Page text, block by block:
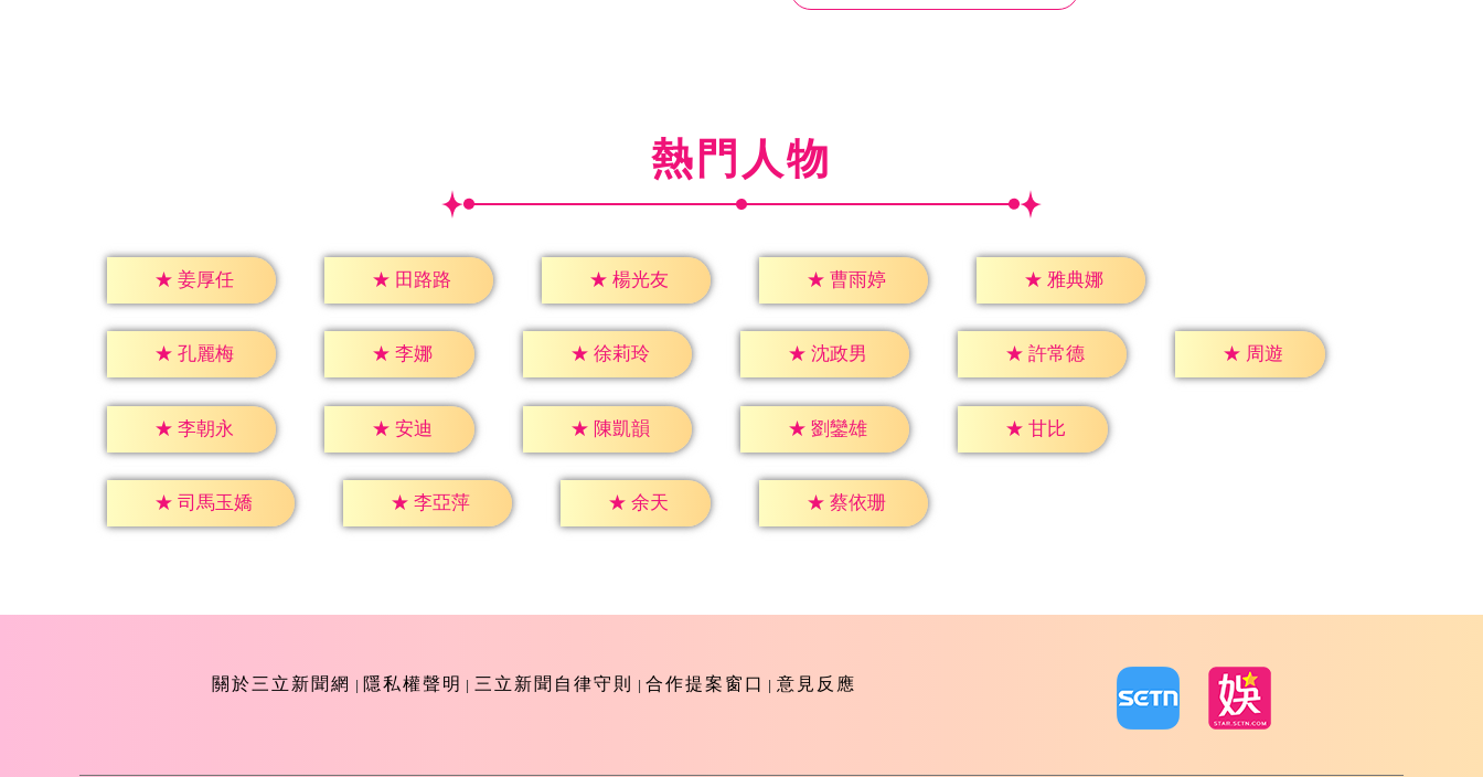
熱門人物
★ 姜厚任 ★ 田路路 ★ 楊光友 ★ 曹雨婷 ★ 雅典娜
★ 孔麗梅 ★ 李娜 ★ 徐莉玲 ★ 沈政男 ★ 許常德 ★ 周遊
★ 李朝永 ★ 安迪 ★ 陳凱韻 ★ 劉鑾雄 ★ 甘比
★ 司馬玉嬌 ★ 李亞萍 ★ 余天 ★ 蔡依珊
關於三立新聞網 隱私權聲明 三立新聞自律守則 合作提案窗口 意見反應